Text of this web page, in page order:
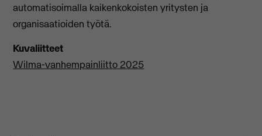
automatisoimalla kaikenkokoisten yritysten ja
organisaatioiden työtä.
Kuvaliitteet
Wilma-vanhempainliitto 2025